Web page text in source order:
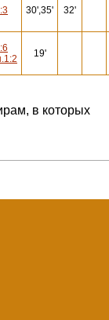
30',35' 32'
19'
в которых